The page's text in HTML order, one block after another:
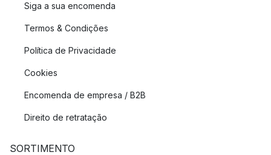
Siga a sua encomenda
Termos & Condições
Política de Privacidade
Cookies
Encomenda de empresa / B2B
Direito de retratação
SORTIMENTO